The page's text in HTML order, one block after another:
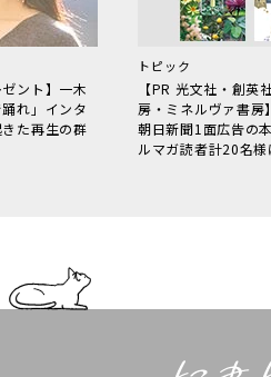
ント】一木
れ」インタ
た再生の群
トピック
【PR 光文社・創英
房・ミネルヴァ書房
朝日新聞1面広告の
ルマガ読者計20名様